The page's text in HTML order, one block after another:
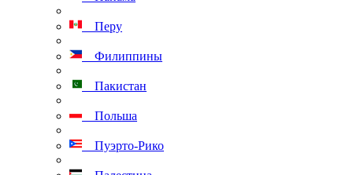
Перу
Филиппины
Пакистан
Польша
Пуэрто-Рико